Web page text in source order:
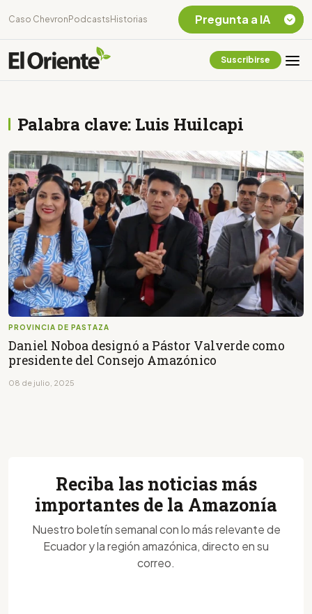
Caso Chevron Podcasts Historias
Suscribirse
Palabra clave: Luis Huilcapi
PROVINCIA DE PASTAZA
Daniel Noboa designó a Pástor Valverde como
presidente del Consejo Amazónico
08 de julio, 2025
Pregunta a IA
Listar destinos
turísticos de la
Amazonia Ecuatoriana
¿En que consiste la
tasa minera que rige en
Ecuador?
Reciba las noticias más
importantes de la Amazonía
Nuestro boletín semanal con lo más relevante de
Ecuador y la región amazónica, directo en su
correo.